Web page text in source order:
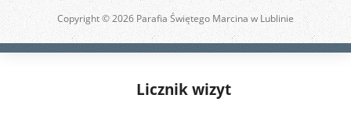
Copyright © 2026 Parafia Świętego Marcina w Lublinie
Licznik wizyt